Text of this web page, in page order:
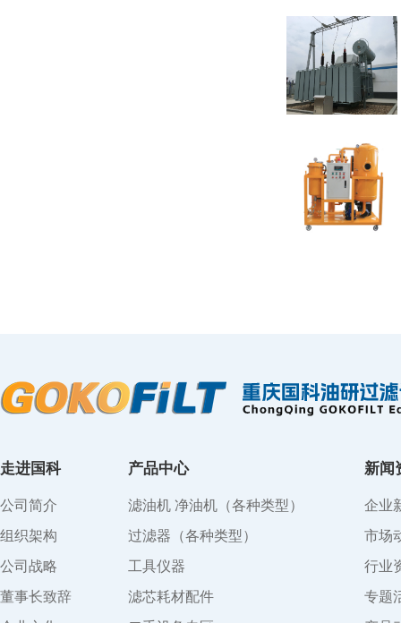
走进国科
公司简介
组织架构
公司战略
董事长致辞
产品中心
滤油机 净油机（各种类型）
过滤器（各种类型）
工具仪器
滤芯耗材配件
新闻
企业
市场
行业
专题